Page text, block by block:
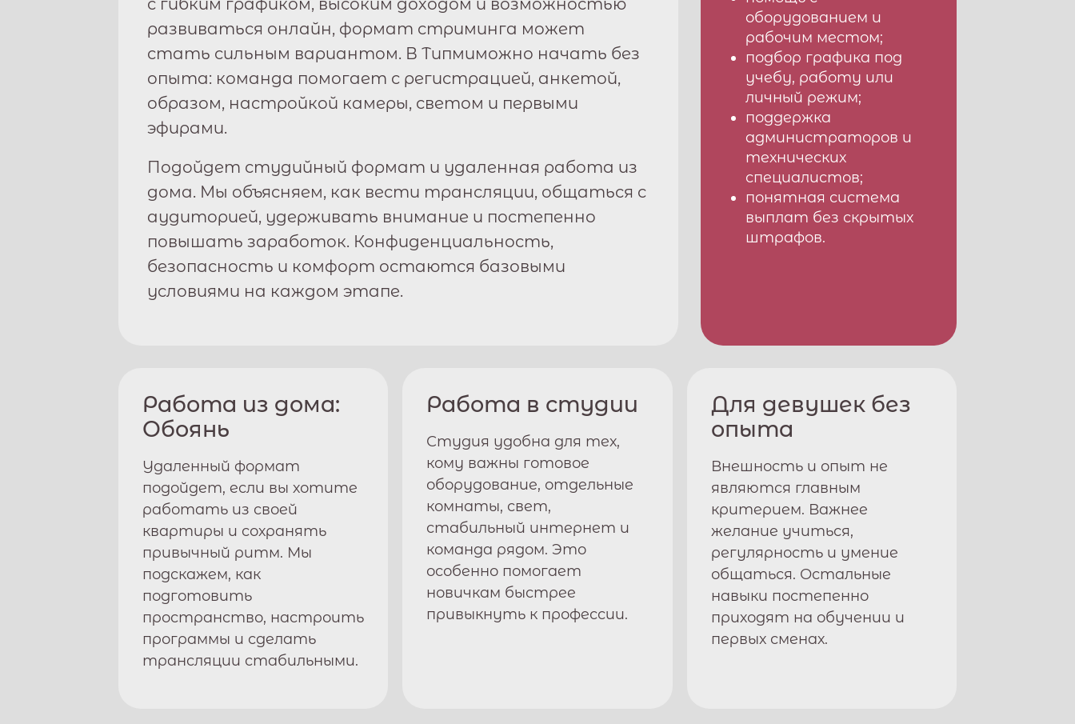
с гибким графиком, высоким доходом и возможностью
развиваться онлайн, формат стриминга может
стать сильным вариантом. В Типмиможно начать без
опыта: команда помогает с регистрацией, анкетой,
образом, настройкой камеры, светом и первыми
эфирами.
Подойдет студийный формат и удаленная работа из
дома. Мы объясняем, как вести трансляции, общаться с
аудиторией, удерживать внимание и постепенно
повышать заработок. Конфиденциальность,
безопасность и комфорт остаются базовыми
условиями на каждом этапе.
оборудованием и
рабочим местом;
подбор графика под
учебу, работу или
личный режим;
поддержка
администраторов и
технических
специалистов;
понятная система
выплат без скрытых
штрафов.
Работа из дома:
Обоянь
Удаленный формат
подойдет, если вы хотите
работать из своей
квартиры и сохранять
привычный ритм. Мы
подскажем, как
подготовить
пространство, настроить
программы и сделать
трансляции стабильными.
Работа в студии
Студия удобна для тех,
кому важны готовое
оборудование, отдельные
комнаты, свет,
стабильный интернет и
команда рядом. Это
особенно помогает
новичкам быстрее
привыкнуть к профессии.
Для девушек без
опыта
Внешность и опыт не
являются главным
критерием. Важнее
желание учиться,
регулярность и умение
общаться. Остальные
навыки постепенно
приходят на обучении и
первых сменах.